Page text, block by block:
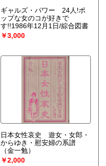
ギャルズ・パワー 24人!ポ
ップな女のコが好きで
す!!1986年12月1日/綜合図書
￥3,000
日本女性哀史 遊女・女郎・
からゆき・慰安婦の系譜
（金一勉）
￥2,000